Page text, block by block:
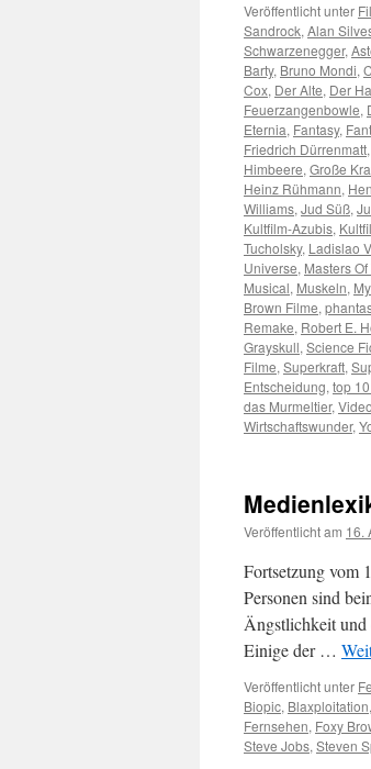
Veröffentlicht unter
Sandrock, Alan
Schwarzenegger,
Barty, Bruno Mondi,
Cox, Der Alte, Der
Feuerzangenbowle,
Eternia, Fantasy,
Friedrich Dürrenmatt,
Himbeere, Große
Heinz Rühmann,
Williams, Jud Süß,
Kultfilm-Azubis,
Tucholsky, Ladislao
Universe, Masters
Musical, Muskeln,
Brown Filme,
Remake, Robert E.
Grayskull, Science
Filme, Superkraft,
Entscheidung, top
das Murmeltier,
Wirtschaftswunder,
Veröffentlicht am 16.
Fortsetzung vom
Personen sind
Ängstlichkeit und
Einige der …
Veröffentlicht unter
Biopic, Blaxploitation,
Fernsehen, Foxy
Steve Jobs, Steven